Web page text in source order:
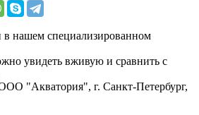
в нашем специализированном
увидеть вживую и сравнить с
"Акватория", г. Санкт-Петербург,